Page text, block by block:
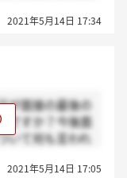
2021年5月14日 17:34
が面接の最後の
ですか？今後面
いて何も言われ
2021年5月14日 17:05